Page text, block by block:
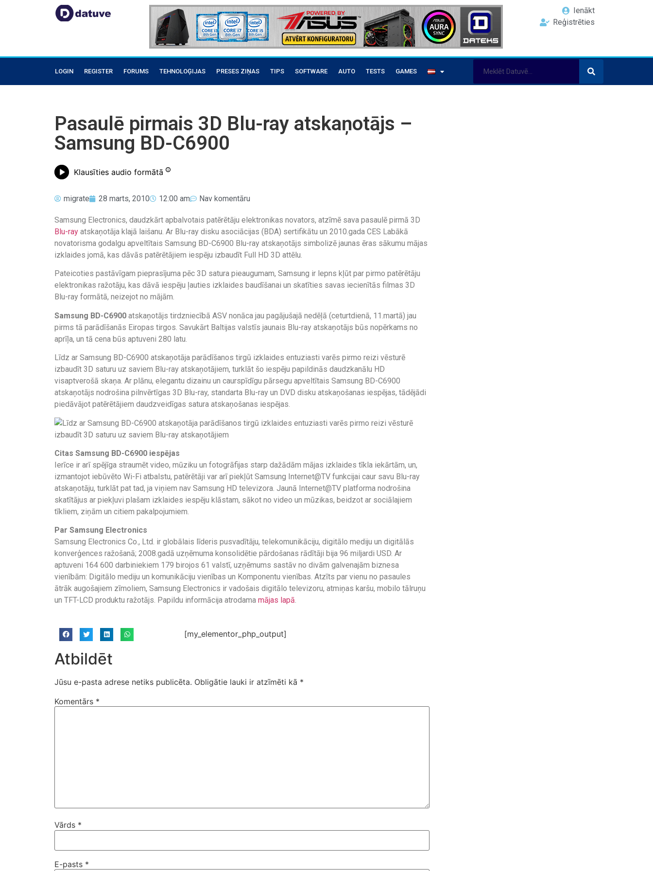
Ienākt
Reģistrēties
LOGIN REGISTER FORUMS TEHNOLOĢIJAS PRESES ZIŅAS TIPS SOFTWARE AUTO TESTS GAMES
Pasaulē pirmais 3D Blu-ray atskaņotājs –
Samsung BD-C6900
Klausīties audio formātā
migrate 28 marts, 2010 12:00 am Nav komentāru
Samsung Electronics, daudzkārt apbalvotais patērētāju elektronikas novators, atzīmē sava pasaulē pirmā 3D
Blu-ray atskaņotāja klajā laišanu. Ar Blu-ray disku asociācijas (BDA) sertifikātu un 2010.gada CES Labākā
novatorisma godalgu apveltītais Samsung BD-C6900 Blu-ray atskaņotājs simbolizē jaunas ēras sākumu mājas
izklaides jomā, kas dāvās patērētājiem iespēju izbaudīt Full HD 3D attēlu.
Pateicoties pastāvīgam pieprasījuma pēc 3D satura pieaugumam, Samsung ir lepns kļūt par pirmo patērētāju
elektronikas ražotāju, kas dāvā iespēju ļauties izklaides baudīšanai un skatīties savas iecienītās filmas 3D
Blu-ray formātā, neizejot no mājām.
Samsung BD-C6900 atskaņotājs tirdzniecībā ASV nonāca jau pagājušajā nedēļā (ceturtdienā, 11.martā) jau
pirms tā parādīšanās Eiropas tirgos. Savukārt Baltijas valstīs jaunais Blu-ray atskaņotājs būs nopērkams no
aprīļa, un tā cena būs aptuveni 280 latu.
Līdz ar Samsung BD-C6900 atskaņotāja parādīšanos tirgū izklaides entuziasti varēs pirmo reizi vēsturē
izbaudīt 3D saturu uz saviem Blu-ray atskaņotājiem, turklāt šo iespēju papildinās daudzkanālu HD
visaptverošā skaņa. Ar plānu, elegantu dizainu un caurspīdīgu pārsegu apveltītais Samsung BD-C6900
atskaņotājs nodrošina pilnvērtīgas 3D Blu-ray, standarta Blu-ray un DVD disku atskaņošanas iespējas, tādējādi
piedāvājot patērētājiem daudzveidīgas satura atskaņošanas iespējas.
Citas Samsung BD-C6900 iespējas
Ierīce ir arī spējīga straumēt video, mūziku un fotogrāfijas starp dažādām mājas izklaides tīkla iekārtām, un,
izmantojot iebūvēto Wi-Fi atbalstu, patērētāji var arī piekļūt Samsung Internet@TV funkcijai caur savu Blu-ray
atskaņotāju, turklāt pat tad, ja viņiem nav Samsung HD televizora. Jaunā Internet@TV platforma nodrošina
skatītājus ar piekļuvi plašam izklaides iespēju klāstam, sākot no video un mūzikas, beidzot ar sociālajiem
tīkliem, ziņām un citiem pakalpojumiem.
Par Samsung Electronics
Samsung Electronics Co., Ltd. ir globālais līderis pusvadītāju, telekomunikāciju, digitālo mediju un digitālās
konverģences ražošanā; 2008.gadā uzņēmuma konsolidētie pārdošanas rādītāji bija 96 miljardi USD. Ar
aptuveni 164 600 darbiniekiem 179 birojos 61 valstī, uzņēmums sastāv no divām galvenajām biznesa
vienībām: Digitālo mediju un komunikāciju vienības un Komponentu vienības. Atzīts par vienu no pasaules
ātrāk augošajiem zīmoliem, Samsung Electronics ir vadošais digitālo televizoru, atmiņas karšu, mobilo tālruņu
un TFT-LCD produktu ražotājs. Papildu informācija atrodama mājas lapā.
[my_elementor_php_output]
Atbildēt
Jūsu e-pasta adrese netiks publicēta. Obligātie lauki ir atzīmēti kā *
Komentārs *
Vārds *
E-pasts *